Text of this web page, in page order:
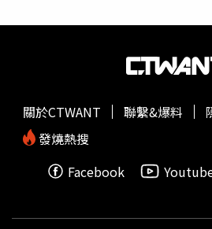
高。然而，一旦進入第1段戀愛關
長期單身，對心理幸福存在中度風
時的長期單身者與非單身者差異不
為困難，尤其是幸福感低落者，長
該研究成果刊登於「美國心理學會
刊》（Journal of Personality and
關於CTWANT 聯繫&爆料
發燒熱搜
Facebook